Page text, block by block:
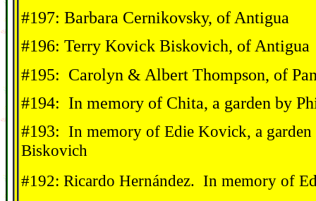
#197: Barbara Cernikovsky, of Antigua
#196: Terry Kovick Biskovich, of Antigua
#195: Carolyn & Albert Thompson, of
#194: In memory of Chita, a garden by
#193: In memory of Edie Kovick, a
Biskovich
#192: Ricardo Hernández. In memory of